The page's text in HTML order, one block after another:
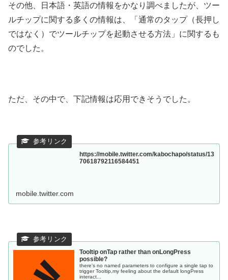
その他、日本語・英語の情報をかなり調べましたが、ツー
ルチップに関する多くの情報は、「通常のタップ（長押し
ではなく）でツールチップを起動させる方法」に関するも
のでした。
ただ、その中で、下記情報は応用できそうでした。
https://mobile.twitter.com/kabochapo/status/13
70618792116584451
mobile.twitter.com
Tooltip onTap rather than onLongPress
possible?
there's no named parameters to configure a single tap to
trigger Tooltip,my feeling about the default longPress
interact...